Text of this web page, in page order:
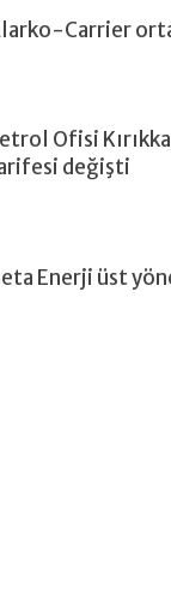
Carrier
Ofisi
değişti
Enerji üst